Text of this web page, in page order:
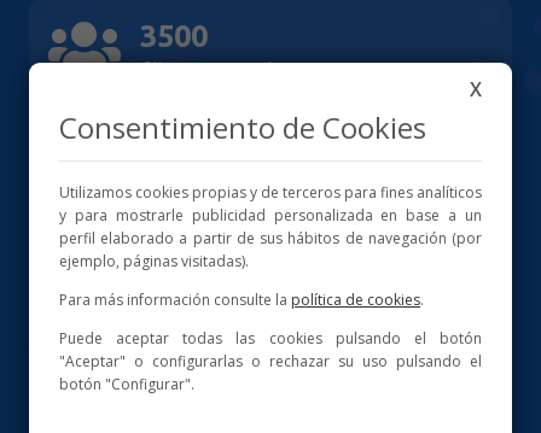
3500
Clientes actuales
2000
Campañas lanzadas
X
Consentimiento de Cookies
Utilizamos cookies propias y de terceros para fines analíticos
y para mostrarle publicidad personalizada en base a un
perfil elaborado a partir de sus hábitos de navegación (por
ejemplo, páginas visitadas).
Para más información consulte la política de cookies.
Puede aceptar todas las cookies pulsando el botón
"Aceptar" o configurarlas o rechazar su uso pulsando el
botón "Configurar".